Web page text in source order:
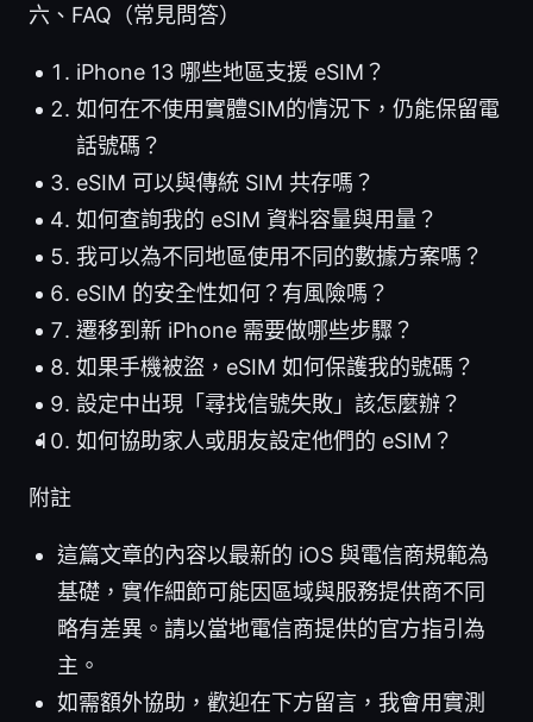
六、FAQ（常見問答）
iPhone 13 哪些地區支援 eSIM？
如何在不使用實體SIM的情況下，仍能保留電
話號碼？
eSIM 可以與傳統 SIM 共存嗎？
如何查詢我的 eSIM 資料容量與用量？
我可以為不同地區使用不同的數據方案嗎？
eSIM 的安全性如何？有風險嗎？
遷移到新 iPhone 需要做哪些步驟？
如果手機被盜，eSIM 如何保護我的號碼？
設定中出現「尋找信號失敗」該怎麼辦？
如何協助家人或朋友設定他們的 eSIM？
附註
這篇文章的內容以最新的 iOS 與電信商規範為
基礎，實作細節可能因區域與服務提供商不同
略有差異。請以當地電信商提供的官方指引為
主。
如需額外協助，歡迎在下方留言，我會用實測